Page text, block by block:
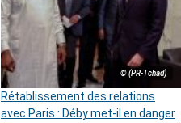
© (PR-Tchad)
Rétablissement des relations
avec Paris : Déby met-il en danger